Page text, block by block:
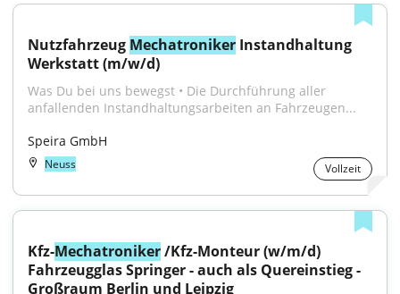
Nutzfahrzeug Mechatroniker Instandhaltung
Werkstatt (m/w/d)
Was Du bei uns bewegst • Die Durchführung aller
anfallenden Instandhaltungsarbeiten an Fahrzeugen...
Speira GmbH
Neuss Vollzeit
Kfz-Mechatroniker /Kfz-Monteur (w/m/d)
Fahrzeugglas Springer - auch als Quereinstieg -
Großraum Berlin und Leipzig